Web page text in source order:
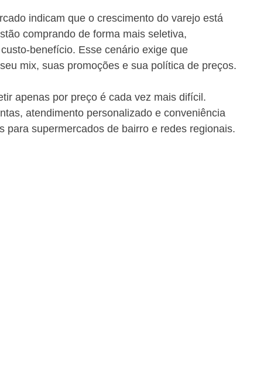
indicam que o crescimento do varejo está
comprando de forma mais seletiva,
benefício. Esse cenário exige que
mix, suas promoções e sua política de preços.
apenas por preço é cada vez mais difícil.
atendimento personalizado e conveniência
para supermercados de bairro e redes regionais.